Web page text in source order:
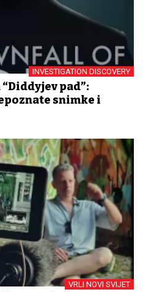
INVESTIGATION DISCOVERY
pad”:
snimke i
VRLI NOVI SVIJET